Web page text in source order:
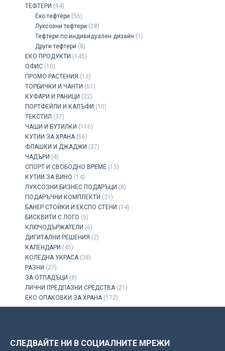
ТЕФТЕРИ (94)
Еко тефтери (56)
Луксозни тефтери (28)
Тефтери по индивидуален дизайн (1)
Други тефтери (8)
ЕКО ПРОДУКТИ (145)
ОФИС (10)
ПРОМО РАСТЕНИЯ (13)
ТОРБИЧКИ И ЧАНТИ (61)
КУФАРИ И РАНИЦИ (22)
ПОРТФЕЙЛИ И КАЛЪФИ (10)
ТЕКСТИЛ (37)
ЧАШИ И БУТИЛКИ (116)
КУТИИ ЗА ХРАНА (56)
ФЛАШКИ И ДЖАДЖИ (37)
ЧАДЪРИ (4)
СПОРТ И СВОБОДНО ВРЕМЕ (15)
КУТИИ ЗА ВИНО (14)
ЛУКСОЗНИ БИЗНЕС ПОДАРЪЦИ (8)
ПОДАРЪЧНИ КОМПЛЕКТИ (21)
БАНЕР СТОЙКИ И ЕКСПО СТЕНИ (14)
БИСКВИТИ С ЛОГО (5)
КЛЮЧОДЪРЖАТЕЛИ (6)
ДИГИТАЛНИ РЕШЕНИЯ (2)
КАЛЕНДАРИ (45)
КОЛЕДНА УКРАСА (38)
РАЗНИ (27)
ЗА ОТПАДЪЦИ (8)
ЛИЧНИ ПРЕДПАЗНИ СРЕДСТВА (21)
ЕКО ОПАКОВКИ ЗА ХРАНА (172)
СЛЕДВАЙТЕ НИ В СОЦИАЛНИТЕ МРЕЖИ